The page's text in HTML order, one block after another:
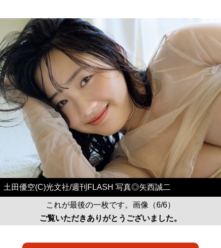
土田優空(C)光文社/週刊FLASH 写真◎矢西誠二
これが最後の一枚です。画像（6/6）
ご覧いただきありがとうございました。